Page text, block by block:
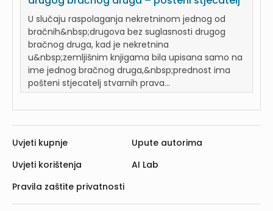
U slučaju raspolaganja nekretninom jednog od
bračnih&nbsp;drugova bez suglasnosti drugog
bračnog druga, kad je nekretnina
u&nbsp;zemljišnim knjigama bila upisana samo na
ime jednog bračnog druga,&nbsp;prednost ima
pošteni stjecatelj stvarnih prava...
Uvjeti kupnje
Uvjeti korištenja
Pravila zaštite privatnosti
Upute autorima
AI Lab